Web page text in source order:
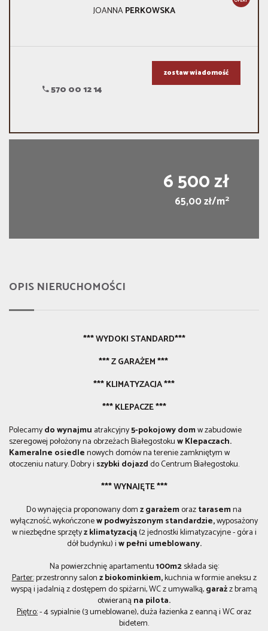
JOANNAPERKOWSKA
570 00 12 14
zostaw wiadomość
6 500 zł
65,00 zł/m2
OPIS NIERUCHOMOŚCI
*** WYDOKI STANDARD***
*** Z GARAŻEM ***
*** KLIMATYZACJA ***
*** KLEPACZE ***
Polecamydo wynajmu atrakcyjny5-pokojowydomw zabudowie
szeregowej położony na obrzeżach Białegostokuw Klepaczach.
Kameralne osiedlenowych domów na terenie zamkniętym w
otoczeniu natury. Dobry i szybki dojazddo Centrum Białegostoku.
*** WYNAJĘTE ***
Do wynajęcia proponowany domz garażemoraztarasemna
wyłączność, wykończonew podwyższonym standardzie,wyposażony
w niezbędne sprzętyz klimatyzacją(2 jednostki klimatyzacyjne - góra i
dół budynku) iw pełni umeblowany.
Na powierzchnię apartamentu100m2składa się:
Parter:przestronny salonzbiokominkiem,kuchnia w formie aneksu z
wyspą i jadalnią z dostępem do spiżarni, WC z umywalką,garażz bramą
otwieranąna pilota.
Piętro:- 4 sypialnie (3 umeblowane), duża łazienka z eanną i WC oraz
bidetem.